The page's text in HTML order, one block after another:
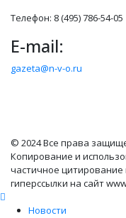
Телефон: 8 (495) 786-54-05
E-mail:
gazeta@n-v-o.ru
© 2024 Все права
Копирование и
частичное
гиперссылки на сайт
Новости